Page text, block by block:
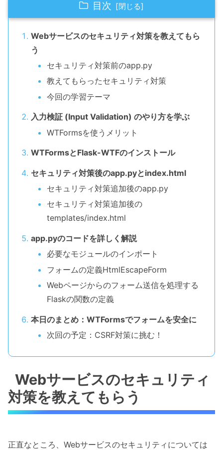
目次
Webサービスのセキュリティ対策を教えてもら
う
セキュリティ対策前のapp.py
教えてもらったセキュリティ対策
今回の学習テーマ
入力検証 (Input Validation) のやり方を学ぶ
WTFormsを使うメリット
WTFormsとFlask-WTFのインストール
セキュリティ対策後のapp.pyとindex.html
セキュリティ対策追加後のapp.py
セキュリティ対策追加後の
templates/index.html
app.pyのコードを詳しく解説
必要なモジュールのインポート
フォームの定義HtmlEscapeForm
Webページからのフォーム送信を処理する
Flaskの関数の定義
本日のまとめ：WTFormsでフォームを安全に
次回の予定：CSRF対策に挑む！
Webサービスのセキュリティ
対策を教えてもらう
正直なところ、Webサービスのセキュリティについては